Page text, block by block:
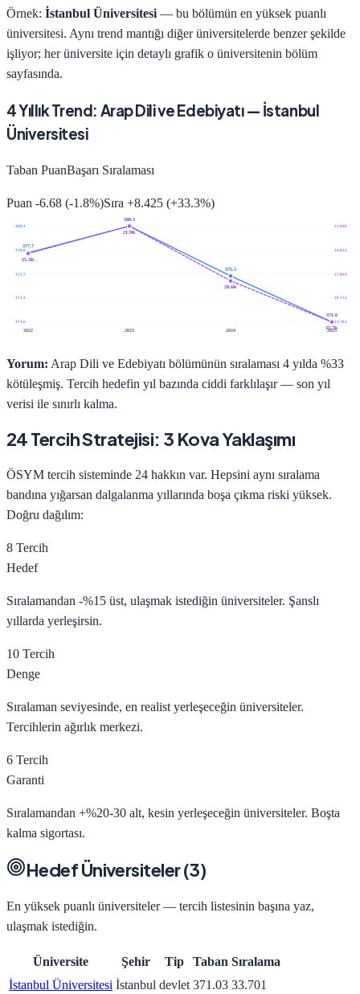
Örnek: İstanbul Üniversitesi — bu bölümün en yüksek puanlı
üniversitesi. Aynı trend mantığı diğer üniversitelerde benzer şekilde
işliyor; her üniversite için detaylı grafik o üniversitenin bölüm
sayfasında.
4Yıllık Trend: Arap Dili ve Edebiyatı— İstanbul
Üniversitesi
Taban PuanBaşarı Sıralaması
Puan -6.68 (-1.8%)Sıra +8.425 (+33.3%)
380.3 21.906
378.0 24.855
375.7 27.804
373.3 30.752
371.0
33.701
2022
2023 2024 2025
377.7
380.3
375.5
371.0
25.3K
21.9K
28.6K
33.7K
Yorum: Arap Dili ve Edebiyatı bölümünün sıralaması 4 yılda %33
kötüleşmiş. Tercih hedefin yıl bazında ciddi farklılaşır — son yıl
verisi ile sınırlı kalma.
24 Tercih Stratejisi: 3 Kova Yaklaşımı
ÖSYM tercih sisteminde 24 hakkın var. Hepsini aynı sıralama
bandına yığarsan dalgalanma yıllarında boşa çıkma riski yüksek.
Doğru dağılım:
8 Tercih
Hedef
Sıralamandan -%15 üst, ulaşmak istediğin üniversiteler. Şanslı
yıllarda yerleşirsin.
10 Tercih
Denge
Sıralaman seviyesinde, en realist yerleşeceğin üniversiteler.
Tercihlerin ağırlık merkezi.
6 Tercih
Garanti
Sıralamandan +%20-30 alt, kesin yerleşeceğin üniversiteler. Boşta
kalma sigortası.
Hedef Üniversiteler (3)
En yüksek puanlı üniversiteler — tercih listesinin başına yaz,
ulaşmak istediğin.
Üniversite Şehir Tip Taban Sıralama
İstanbul Üniversitesi İstanbul devlet 371.03 33.701